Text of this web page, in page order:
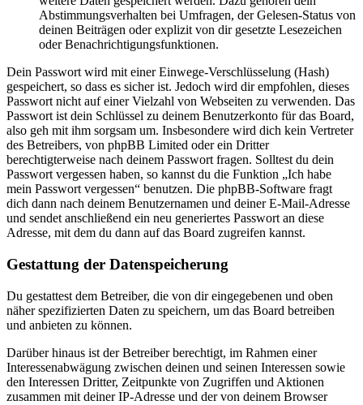
Abstimmungsverhalten bei Umfragen, der Gelesen-Status von
deinen Beiträgen oder explizit von dir gesetzte Lesezeichen
oder Benachrichtigungsfunktionen.
Dein Passwort wird mit einer Einwege-Verschlüsselung (Hash)
gespeichert, so dass es sicher ist. Jedoch wird dir empfohlen, dieses
Passwort nicht auf einer Vielzahl von Webseiten zu verwenden. Das
Passwort ist dein Schlüssel zu deinem Benutzerkonto für das Board,
also geh mit ihm sorgsam um. Insbesondere wird dich kein Vertreter
des Betreibers, von phpBB Limited oder ein Dritter
berechtigterweise nach deinem Passwort fragen. Solltest du dein
Passwort vergessen haben, so kannst du die Funktion „Ich habe
mein Passwort vergessen“ benutzen. Die phpBB-Software fragt
dich dann nach deinem Benutzernamen und deiner E-Mail-Adresse
und sendet anschließend ein neu generiertes Passwort an diese
Adresse, mit dem du dann auf das Board zugreifen kannst.
Gestattung der Datenspeicherung
Du gestattest dem Betreiber, die von dir eingegebenen und oben
näher spezifizierten Daten zu speichern, um das Board betreiben
und anbieten zu können.
Darüber hinaus ist der Betreiber berechtigt, im Rahmen einer
Interessenabwägung zwischen deinen und seinen Interessen sowie
den Interessen Dritter, Zeitpunkte von Zugriffen und Aktionen
zusammen mit deiner IP-Adresse und der von deinem Browser